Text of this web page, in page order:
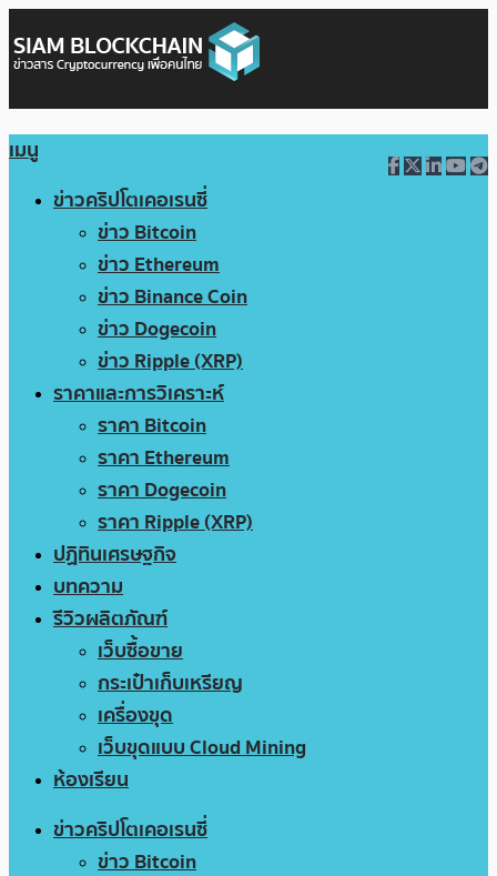
เมนู
ข่าวคริปโตเคอเรนซี่
ข่าว Bitcoin
ข่าว Ethereum
ข่าว Binance Coin
ข่าว Dogecoin
ข่าว Ripple (XRP)
ราคาและการวิเคราะห์
ราคา Bitcoin
ราคา Ethereum
ราคา Dogecoin
ราคา Ripple (XRP)
ปฏิทินเศรษฐกิจ
บทความ
รีวิวผลิตภัณฑ์
เว็บซื้อขาย
กระเป๋าเก็บเหรียญ
เครื่องขุด
เว็บขุดแบบ Cloud Mining
ห้องเรียน
ข่าวคริปโตเคอเรนซี่
ข่าว Bitcoin